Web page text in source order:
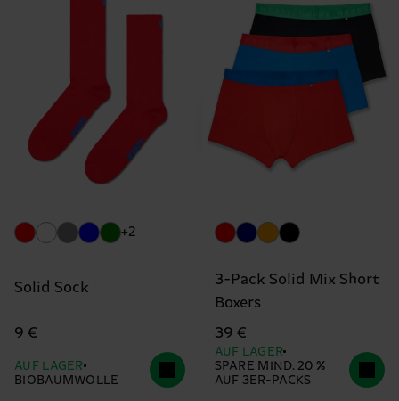
+2
Solid Sock
9 €
AUF LAGER
BIOBAUMWOLLE
3-Pack Solid Mix Short
Boxers
39 €
AUF LAGER
SPARE MIND. 20 %
AUF 3ER-PACKS